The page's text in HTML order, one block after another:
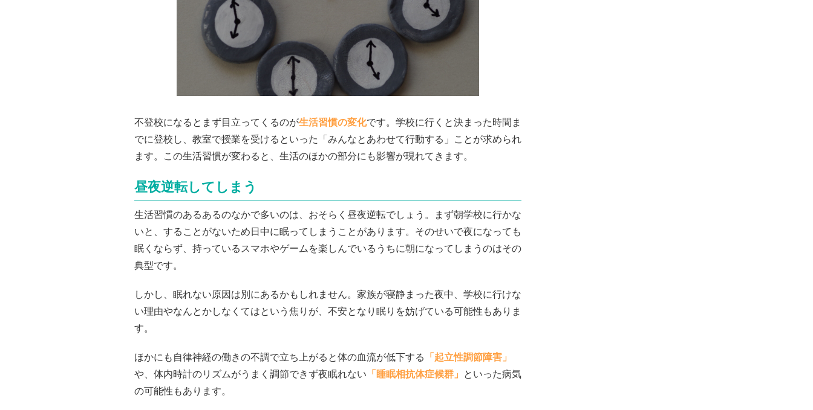
不登校になるとまず目立ってくるのが生活習慣の変化です。学校に行くと決まった時間ま
でに登校し、教室で授業を受けるといった「みんなとあわせて行動する」ことが求められ
ます。この生活習慣が変わると、生活のほかの部分にも影響が現れてきます。
昼夜逆転してしまう
生活習慣のあるあるのなかで多いのは、おそらく昼夜逆転でしょう。まず朝学校に行かな
いと、することがないため日中に眠ってしまうことがあります。そのせいで夜になっても
眠くならず、持っているスマホやゲームを楽しんでいるうちに朝になってしまうのはその
典型です。
しかし、眠れない原因は別にあるかもしれません。家族が寝静まった夜中、学校に行けな
い理由やなんとかしなくてはという焦りが、不安となり眠りを妨げている可能性もありま
す。
ほかにも自律神経の働きの不調で立ち上がると体の血流が低下する
「起立性調節障害」
や、体内時計のリズムがうまく調節できず夜眠れない 「睡眠相抗体症候群」
といった病気
の可能性もあります。